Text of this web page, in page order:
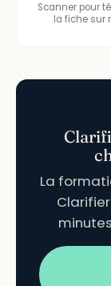
Scanner pour
la fiche sur
La